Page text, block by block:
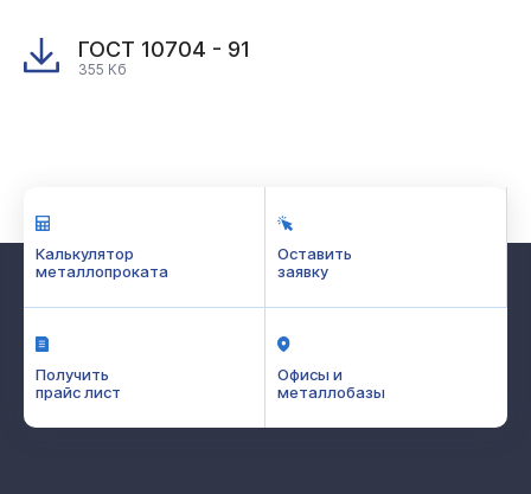
ГОСТ 10704 - 91
355 Кб
Калькулятор
металлопроката
Оставить
заявку
Получить
прайс лист
Офисы и
металлобазы